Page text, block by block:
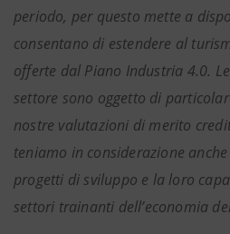
periodo, per questo mette a
consentano di estendere al
offerte dal Piano Industria 4.0.
settore sono oggetto di
nostre valutazioni di merito
teniamo in considerazione
progetti di sviluppo e la loro
settori trainanti dell’economia